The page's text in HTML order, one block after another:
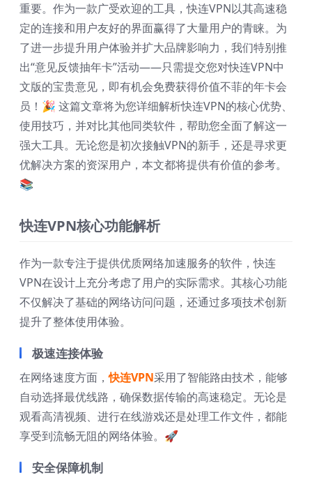
重要。作为一款广受欢迎的工具，快连VPN以其高速稳
定的连接和用户友好的界面赢得了大量用户的青睐。为
了进一步提升用户体验并扩大品牌影响力，我们特别推
出“意见反馈抽年卡”活动——只需提交您对快连VPN中
文版的宝贵意见，即有机会免费获得价值不菲的年卡会
员！🎉 这篇文章将为您详细解析快连VPN的核心优势、
使用技巧，并对比其他同类软件，帮助您全面了解这一
强大工具。无论您是初次接触VPN的新手，还是寻求更
优解决方案的资深用户，本文都将提供有价值的参考。
📚
快连VPN核心功能解析
作为一款专注于提供优质网络加速服务的软件，快连
VPN在设计上充分考虑了用户的实际需求。其核心功能
不仅解决了基础的网络访问问题，还通过多项技术创新
提升了整体使用体验。
极速连接体验
在网络速度方面，快连VPN采用了智能路由技术，能够
自动选择最优线路，确保数据传输的高速稳定。无论是
观看高清视频、进行在线游戏还是处理工作文件，都能
享受到流畅无阻的网络体验。🚀
安全保障机制